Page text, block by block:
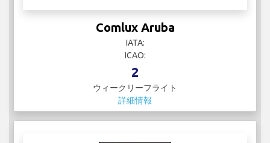
Comlux Aruba
IATA:
ICAO:
2
ウィークリーフライト
詳細情報